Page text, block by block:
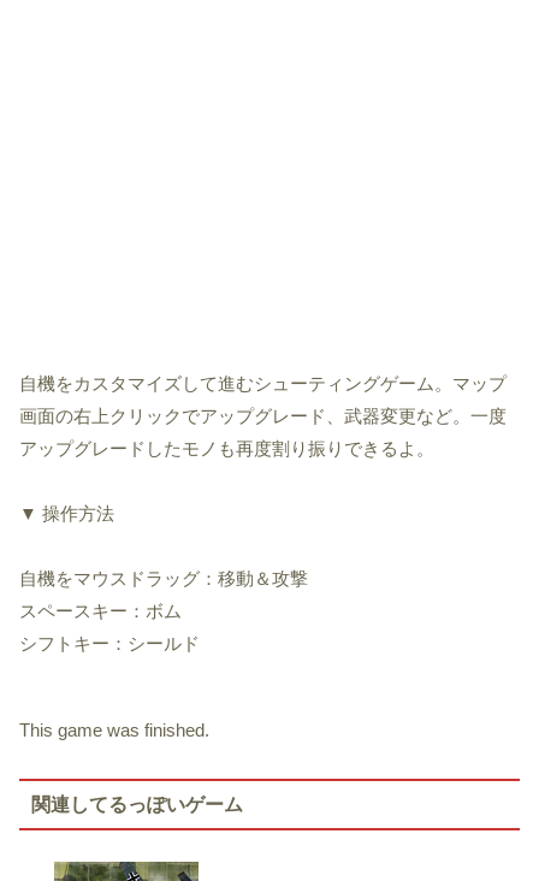
自機をカスタマイズして進むシューティングゲーム。マップ
画面の右上クリックでアップグレード、武器変更など。一度
アップグレードしたモノも再度割り振りできるよ。
▼ 操作方法
自機をマウスドラッグ：移動＆攻撃
スペースキー：ボム
シフトキー：シールド
This game was finished.
関連してるっぽいゲーム